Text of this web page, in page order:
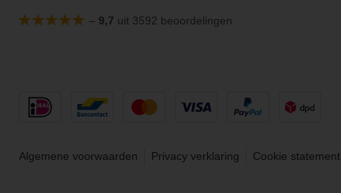
– 9,7 uit 3592 beoordelingen
Algemene voorwaarden Privacy verklaring Cookie statement